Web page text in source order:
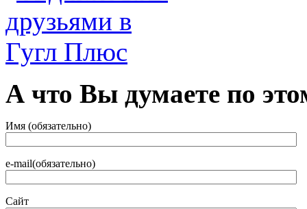
А что Вы думаете по
Имя (обязательно)
e-mail(обязательно)
Сайт